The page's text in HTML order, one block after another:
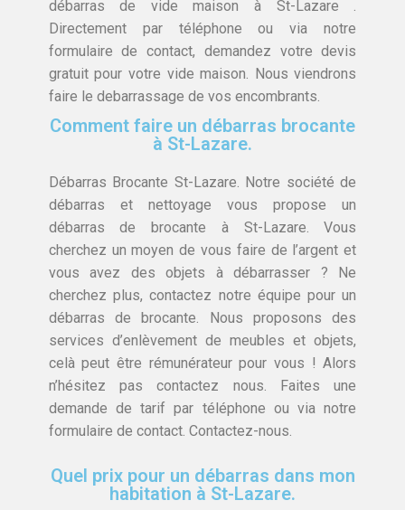
débarras de vide maison à St-Lazare .
Directement par téléphone ou via notre
formulaire de contact, demandez votre devis
gratuit pour votre vide maison. Nous viendrons
faire le debarrassage de vos encombrants.
Comment faire un débarras brocante
à St-Lazare.
Débarras Brocante St-Lazare. Notre société de
débarras et nettoyage vous propose un
débarras de brocante à St-Lazare. Vous
cherchez un moyen de vous faire de l’argent et
vous avez des objets à débarrasser ? Ne
cherchez plus, contactez notre équipe pour un
débarras de brocante. Nous proposons des
services d’enlèvement de meubles et objets,
celà peut être rémunérateur pour vous ! Alors
n’hésitez pas contactez nous. Faites une
demande de tarif par téléphone ou via notre
formulaire de contact. Contactez-nous.
Quel prix pour un débarras dans mon
habitation à St-Lazare.